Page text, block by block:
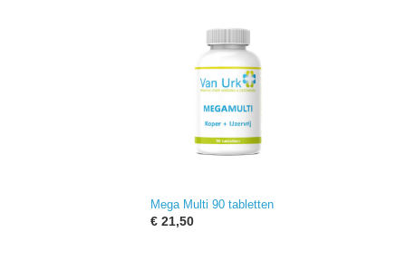
Mega Multi 90 tabletten
€ 21,50